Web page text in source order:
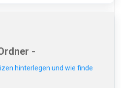
-
hinterlegen und wie finde